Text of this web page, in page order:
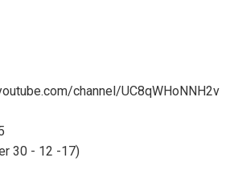
channel/UC8qWHoNNH2v
30 - 12 -17)